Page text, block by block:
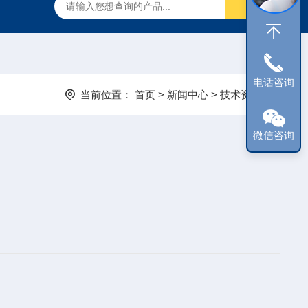
当前位置： 首页> 新闻中心> 技术资讯
电话咨询
微信咨询